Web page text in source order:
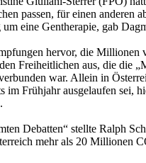
passen, für einen anderen
eine Gentherapie, gab
hervor, die Millionen
Freiheitlichen aus, die
war. Allein in
im Frühjahr ausgelaufen
Debatten“ stellte Ralph
mehr als 20 Millionen